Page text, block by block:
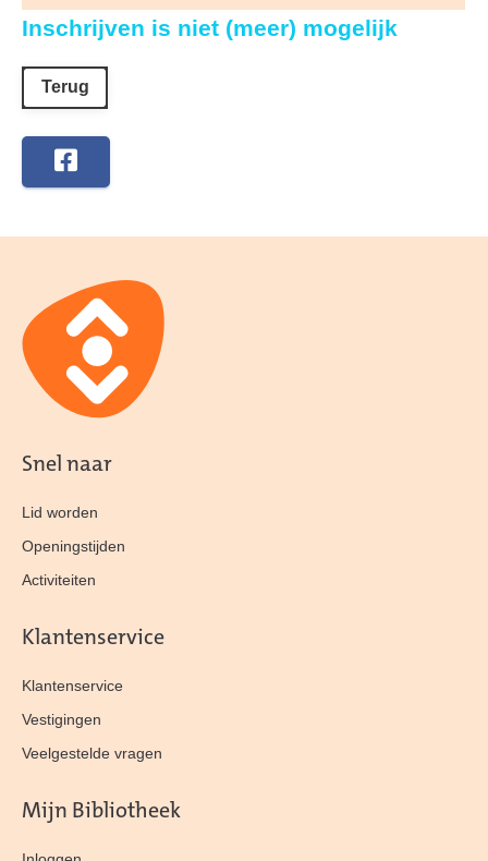
Inschrijven is niet (meer) mogelijk
Terug
Snel naar
Lid worden
Openingstijden
Activiteiten
Klantenservice
Klantenservice
Vestigingen
Veelgestelde vragen
Mijn Bibliotheek